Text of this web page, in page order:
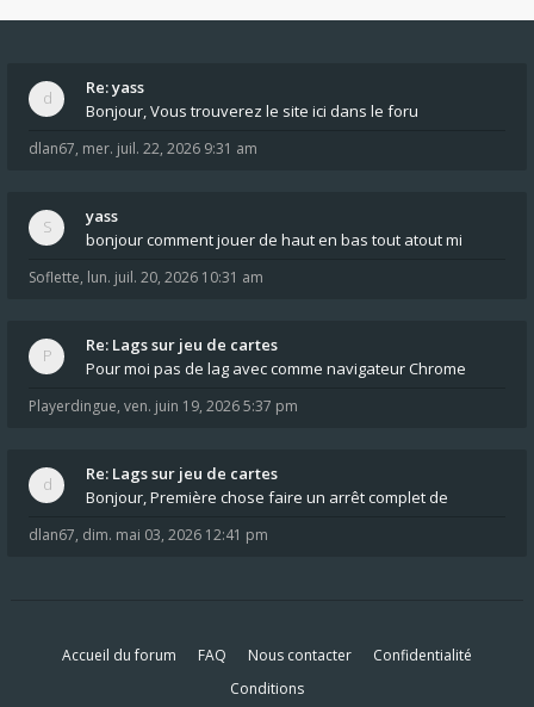
Re: yass
Bonjour, Vous trouverez le site ici dans le foru
dlan67, mer. juil. 22, 2026 9:31 am
yass
bonjour comment jouer de haut en bas tout atout mi
Soflette, lun. juil. 20, 2026 10:31 am
Re: Lags sur jeu de cartes
Pour moi pas de lag avec comme navigateur Chrome
Playerdingue, ven. juin 19, 2026 5:37 pm
Re: Lags sur jeu de cartes
Bonjour, Première chose faire un arrêt complet de
dlan67, dim. mai 03, 2026 12:41 pm
Accueil du forum FAQ Nous contacter
Confidentialité
Conditions